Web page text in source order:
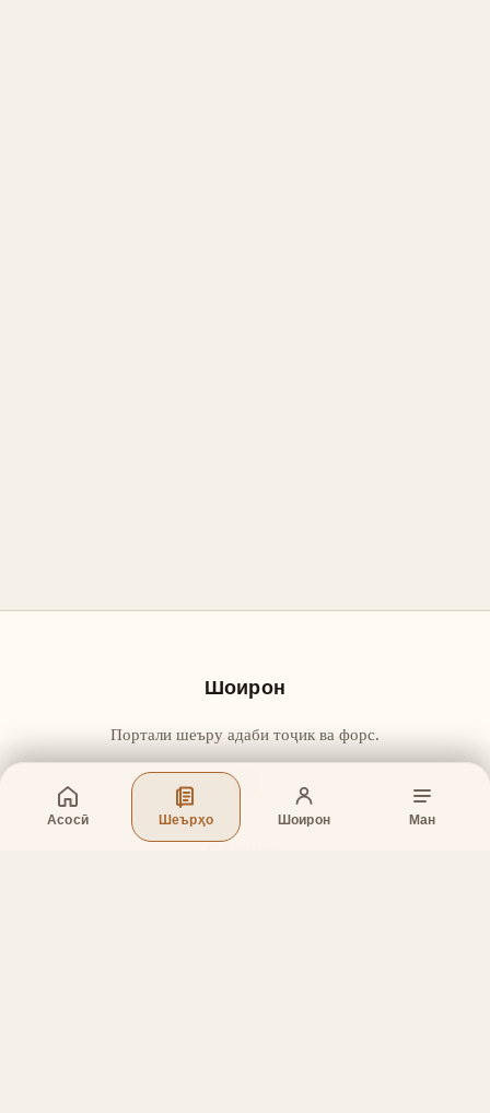
Асосӣ Шеърҳо Шоирон Ман
Шоирон
Портали шеъру адаби тоҷик ва форс.